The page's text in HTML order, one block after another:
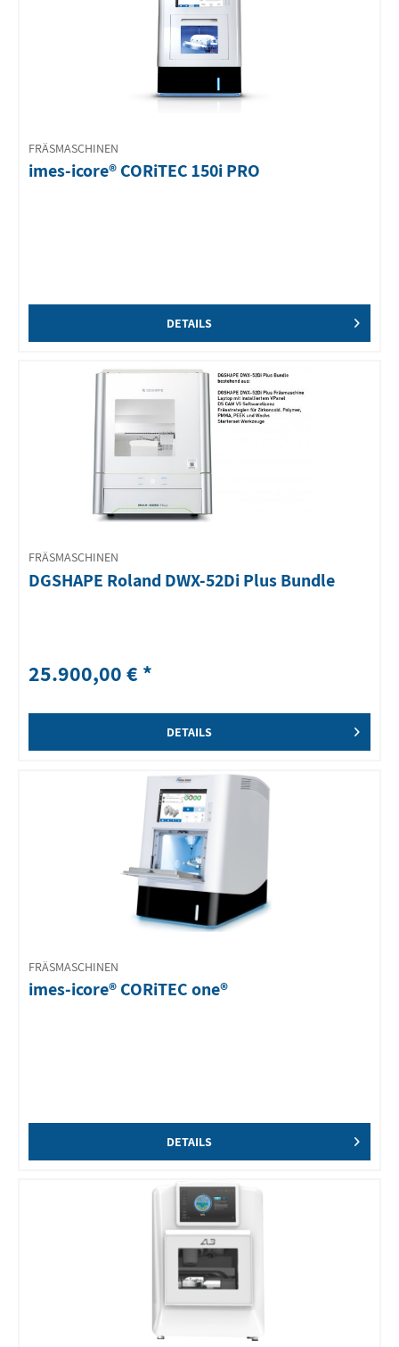
FRÄSMASCHINEN
imes-icore® CORiTEC 150i PRO
DETAILS
FRÄSMASCHINEN
DGSHAPE Roland DWX-52Di Plus Bundle
25.900,00 € *
DETAILS
FRÄSMASCHINEN
imes-icore® CORiTEC one®
DETAILS